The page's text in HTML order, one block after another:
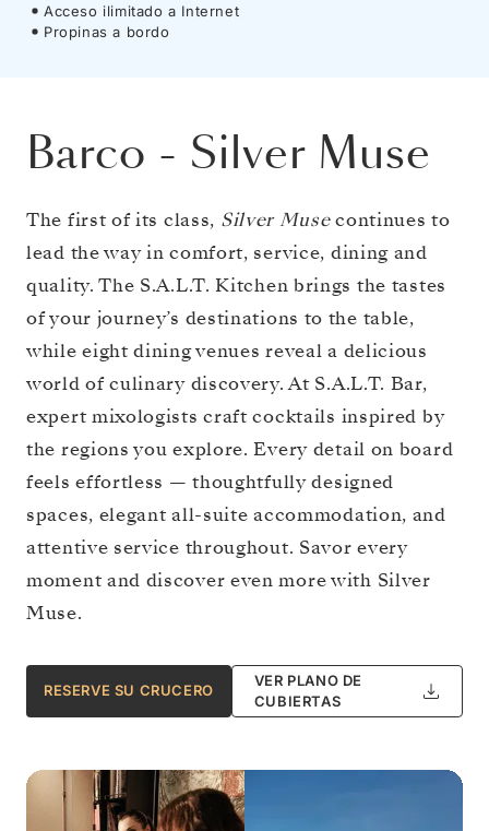
Acceso ilimitado a Internet
Propinas a bordo
Barco - Silver Muse
The first of its class, Silver Musecontinues to
lead the way in comfort, service, dining and
quality. The S.A.L.T. Kitchen brings the tastes
of your journey’s destinations to the table,
while eight dining venues reveal a delicious
world of culinary discovery. At S.A.L.T. Bar,
expert mixologists craft cocktails inspired by
the regions you explore. Every detail on board
feels effortless — thoughtfully designed
spaces, elegant all-suite accommodation, and
attentive service throughout. Savor every
moment and discover even more with Silver
Muse.
RESERVE SU CRUCERO
VER PLANO DE
CUBIERTAS